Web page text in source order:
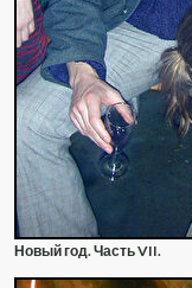
Новый год. Часть VII.